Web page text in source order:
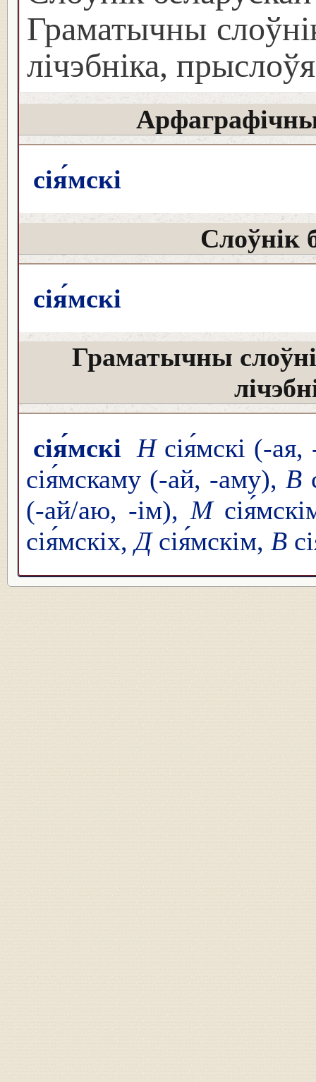
Граматычны
лічэбніка, прыслоўя
сія́мскі
Слоўнік
сія́мскі
Граматычны
сія́мскі Нсія́мскі (-
сія́мскаму (-ай, -аму), В
(-ай/аю, -ім), М
сія́мскіх,Дсія́мскім, В